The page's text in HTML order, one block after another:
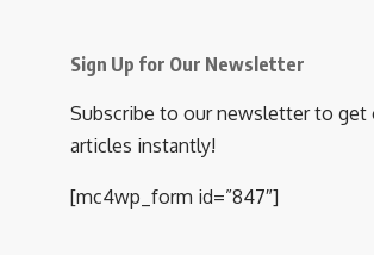
Sign Up for Our Newsletter
Subscribe to our newsletter to get
articles instantly!
[mc4wp_form id=”847″]